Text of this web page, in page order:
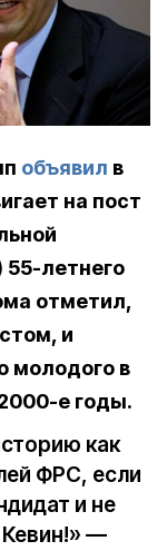
объявил в
на пост
летнего
отметил,
и
молодого в
е годы.
как
ФРС, если
и не
—